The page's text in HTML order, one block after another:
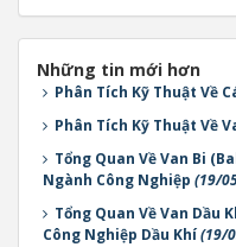
Những tin mới hơn
Phân Tích Kỹ Thuật Về
Phân Tích Kỹ Thuật Về
Tổng Quan Về Van Bi
Ngành Công Nghiệp (19/
Tổng Quan Về Van Dầu
Công Nghiệp Dầu Khí(19/